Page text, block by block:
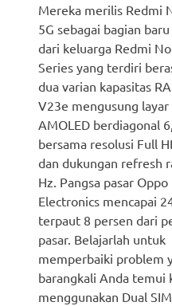
Mereka merilis Redmi
5G sebagai bagian
dari keluarga Redmi
Series yang terdiri
dua varian kapasitas
V23e mengusung layar
AMOLED berdiagonal
bersama resolusi Full
dan dukungan refresh
Hz. Pangsa pasar Oppo
Electronics mencapai
terpaut 8 persen dari
pasar. Belajarlah untuk
memperbaiki problem
barangkali Anda temui
menggunakan Dual SIM